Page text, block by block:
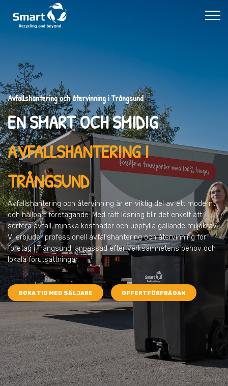
Avfallshantering och återvinning i Trångsund
EN SMART OCH SMIDIG
AVFALLSHANTERING I
TRÅNGSUND
Avfallshantering och återvinning är en viktig del av ett modernt
och hållbart företagande. Med rätt lösning blir det enkelt att
sortera avfall, minska kostnader och uppfylla gällande miljökrav.
Vi erbjuder professionell avfallshantering och återvinning för
företag i Trångsund, anpassad efter verksamhetens behov och
lokala förutsättningar.
BOKA TID MED SÄLJARE OFFERTFÖRFRÅGAN